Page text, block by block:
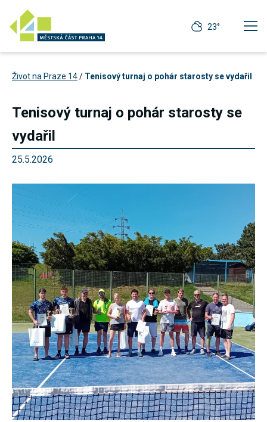
23°
Život na Praze 14/ Tenisový turnaj o pohár starosty se vydařil
Tenisový turnaj o pohár starosty se
vydařil
25.5.2026
Technické
cookies
Technické
cookies jsou
nezbytné pro
správné
fungování
webu a všech
funkcí, které
nabízí.
Nepožadujeme
Váš souhlas s
využitím
technických
cookies na
našem webu.
Z tohoto
důvodu
technické
cookies